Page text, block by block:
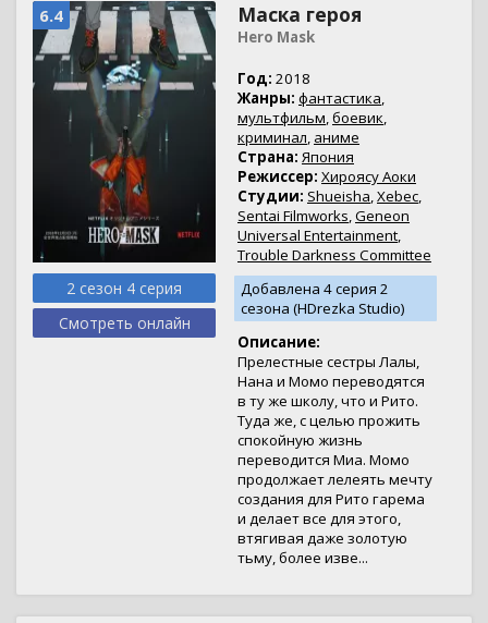
6.4
2 сезон 4 серия
Смотреть онлайн
Маска героя
Hero Mask
Год: 2018
Жанры: фантастика,
мультфильм,боевик,
криминал, аниме
Страна: Япония
Режиссер: Хироясу Аоки
Студии: Shueisha,Xebec,
Sentai Filmworks,Geneon
Universal Entertainment,
Trouble Darkness Committee
Добавлена 4 серия 2
сезона (HDrezka Studio)
Описание:
Прелестные сестры Лалы,
Нана и Момо переводятся
в ту же школу, что и Рито.
Туда же, с целью прожить
спокойную жизнь
переводится Миа. Момо
продолжает лелеять мечту
создания для Рито гарема
и делает все для этого,
втягивая даже золотую
тьму, более изве...